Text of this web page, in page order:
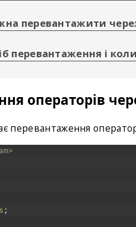
перевантажити
перевантаження і
операторів
перевантаження
;